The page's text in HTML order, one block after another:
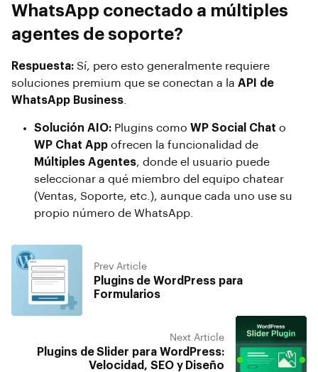
WhatsApp conectado a múltiples
agentes de soporte?
Respuesta: Sí, pero esto generalmente requiere
soluciones premium que se conectan a la API de
WhatsApp Business.
Solución AIO: Plugins como WP Social Chat o
WP Chat App ofrecen la funcionalidad de
Múltiples Agentes, donde el usuario puede
seleccionar a qué miembro del equipo chatear
(Ventas, Soporte, etc.), aunque cada uno use su
propio número de WhatsApp.
Prev Article
Plugins de WordPress para
Formularios
Next Article
Plugins de Slider para WordPress:
Velocidad, SEO y Diseño